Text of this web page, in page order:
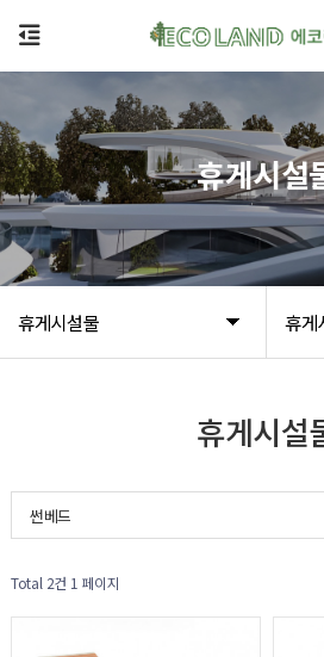
휴게시설물 휴게
휴게시설
휴게시설
썬베드
Total 2건 1 페이지